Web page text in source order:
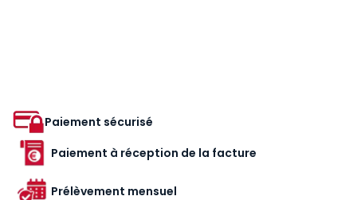
Paiement sécurisé
Paiement à réception de la facture
Prélèvement mensuel